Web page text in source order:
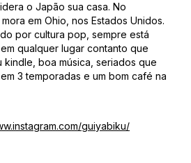
o Japão sua casa. No
em Ohio, nos Estados Unidos.
por cultura pop, sempre está
qualquer lugar contanto que
kindle, boa música, seriados que
3 temporadas e um bom café na
guiyabiku/